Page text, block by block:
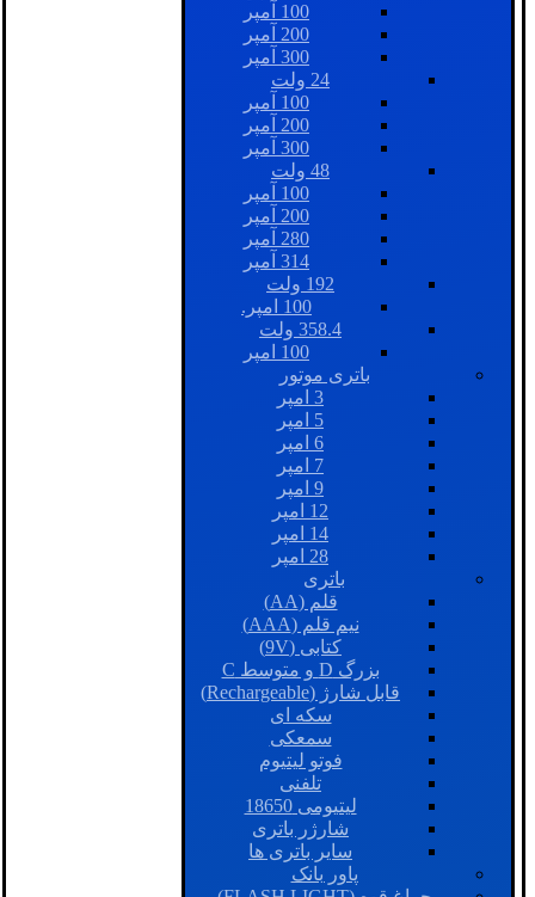
100 آمپر
200 آمپر
300 آمپر
24 ولت
100 آمپر
200 آمپر
300 آمپر
48 ولت
100 آمپر
200 آمپر
280 آمپر
314 آمپر
192 ولت
100 امپر.
358.4 ولت
100 امپر
باتری موتور
3 امپر
5 امپر
6 امپر
7 امپر
9 امپر
12 امپر
14 امپر
28 امپر
باتری
قلم (AA)
نیم قلم (AAA)
کتابی (9V)
بزرگ D و متوسط C
قابل شارژ (Rechargeable)
سکه ای
سمعکی
فوتو لیتیوم
تلفنی
لیتیومی 18650
شارژر باتری
سایر باتری ها
پاور بانک